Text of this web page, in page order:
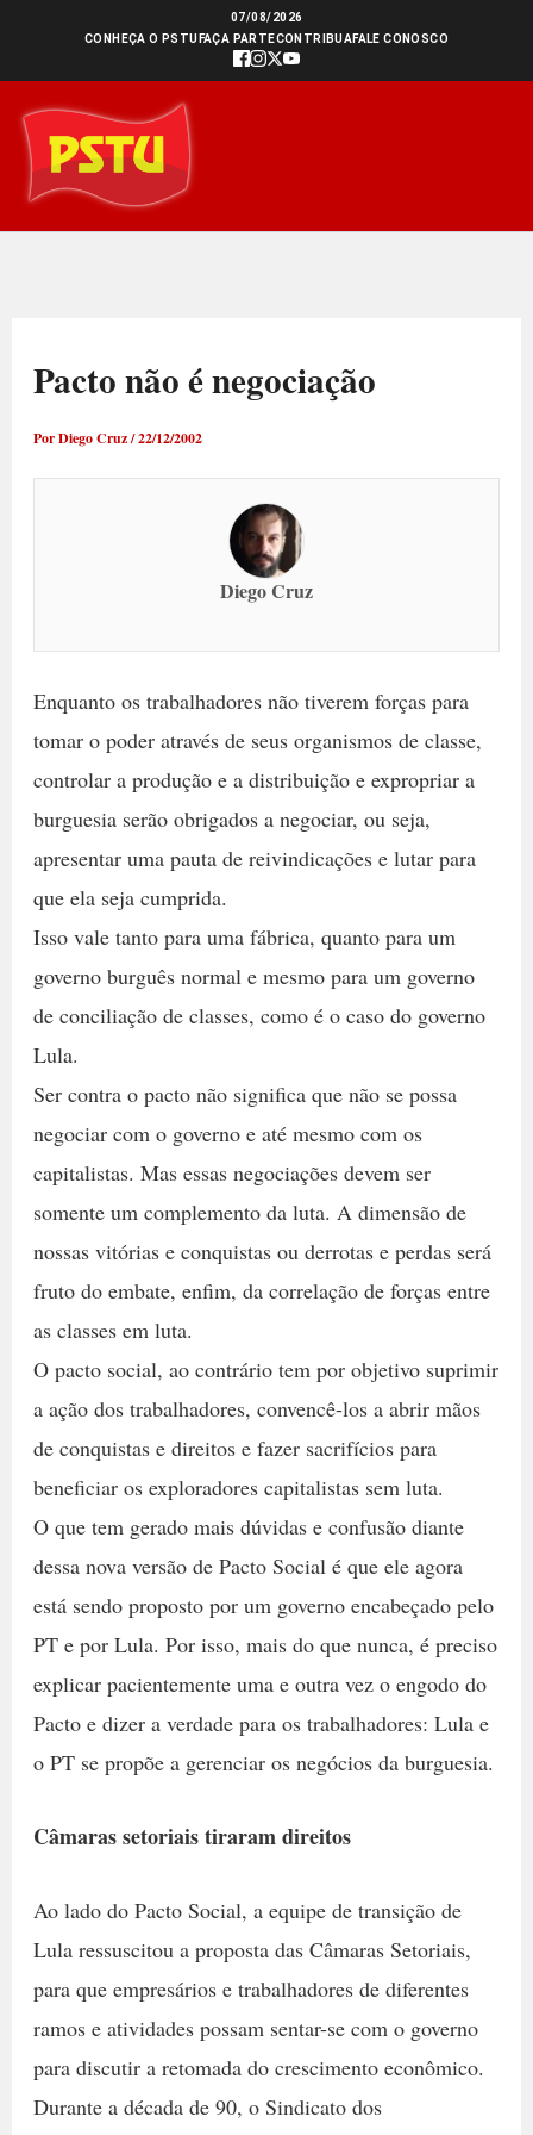
conteúdo
07/08/2026
CONHEÇA O PSTU FAÇA PARTECONTRIBUAFALE CONOSCO
Pacto não é negociação
PorDiego Cruz/22/12/2002
Diego Cruz
Enquanto os trabalhadores não tiverem forças para
tomar o poder através de seus organismos de classe,
controlar a produção e a distribuição e expropriar a
burguesia serão obrigados a negociar, ou seja,
apresentar uma pauta de reivindicações e lutar para
que ela seja cumprida.
Isso vale tanto para uma fábrica, quanto para um
governo burguês normal e mesmo para um governo
de conciliação de classes, como é o caso do governo
Lula.
Ser contra o pacto não significa que não se possa
negociar com o governo e até mesmo com os
capitalistas. Mas essas negociações devem ser
somente um complemento da luta. A dimensão de
nossas vitórias e conquistas ou derrotas e perdas será
fruto do embate, enfim, da correlação de forças entre
as classes em luta.
O pacto social, ao contrário tem por objetivo suprimir
a ação dos trabalhadores, convencê-los a abrir mãos
de conquistas e direitos e fazer sacrifícios para
beneficiar os exploradores capitalistas sem luta.
O que tem gerado mais dúvidas e confusão diante
dessa nova versão de Pacto Social é que ele agora
está sendo proposto por um governo encabeçado pelo
PT e por Lula. Por isso, mais do que nunca, é preciso
explicar pacientemente uma e outra vez o engodo do
Pacto e dizer a verdade para os trabalhadores: Lula e
o PT se propõe a gerenciar os negócios da burguesia.
Câmaras setoriais tiraram direitos
Ao lado do Pacto Social, a equipe de transição de
Lula ressuscitou a proposta das Câmaras Setoriais,
para que empresários e trabalhadores de diferentes
ramos e atividades possam sentar-se com o governo
para discutir a retomada do crescimento econômico.
Durante a década de 90, o Sindicato dos